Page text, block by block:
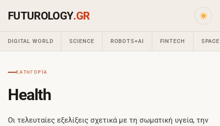
FUTUROLOGY.GR
DIGITAL WORLD SCIENCE ROBOTS+AI FINTECH SPACE
ΚΑΤΗΓΟΡΊΑ
Health
Οι τελευταίες εξελίξεις σχετικά με τη σωματική υγεία, την